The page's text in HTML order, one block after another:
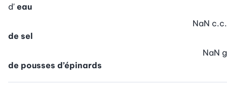
d' eau
de sel
NaN c.c.
de pousses d’épinards
NaN g